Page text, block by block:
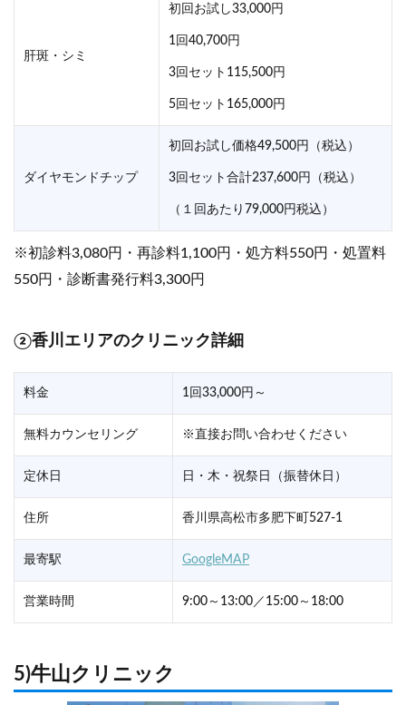
肝斑・シミ
初回お試し33,000円
1回40,700円
3回セット115,500円
5回セット165,000円
ダイヤモンドチップ
初回お試し価格49,500円（税込）
3回セット合計237,600円（税込）
（１回あたり79,000円税込）
※初診料3,080円・再診料1,100円・処方料550円・処置料
550円・診断書発行料3,300円
②香川エリアのクリニック詳細
料金 1回33,000円～
無料カウンセリング ※直接お問い合わせください
定休日 日・木・祝祭日（振替休日）
住所 香川県高松市多肥下町527-1
最寄駅 GoogleMAP
営業時間 9:00～13:00／15:00～18:00
5)牛山クリニック